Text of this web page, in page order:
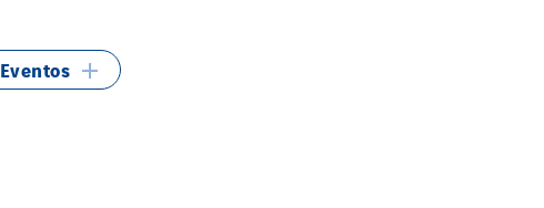
Eventos